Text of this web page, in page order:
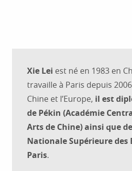
Xie Lei est né en 1983 en
travaille à Paris depuis
Chine et l’Europe, il est
de Pékin (Académie
Arts de Chine) ainsi que de
Nationale Supérieure des
Paris.